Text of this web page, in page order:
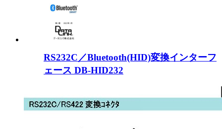
RS232C／Bluetooth(HID)変換インターフ
ェース DB-HID232